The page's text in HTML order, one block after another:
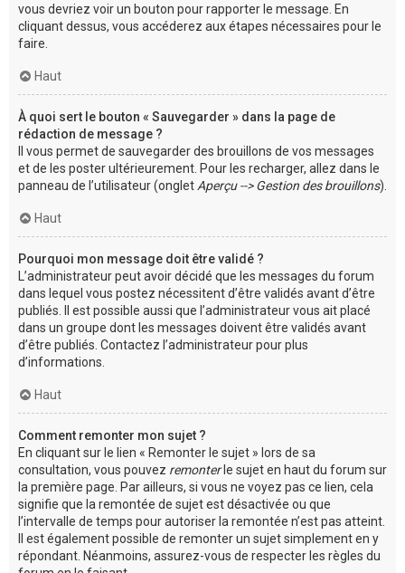
vous devriez voir un bouton pour rapporter le message. En
cliquant dessus, vous accéderez aux étapes nécessaires pour le
faire.
Haut
À quoi sert le bouton « Sauvegarder » dans la page de
rédaction de message ?
Il vous permet de sauvegarder des brouillons de vos messages
et de les poster ultérieurement. Pour les recharger, allez dans le
panneau de l’utilisateur (onglet Aperçu --> Gestion des brouillons).
Haut
Pourquoi mon message doit être validé ?
L’administrateur peut avoir décidé que les messages du forum
dans lequel vous postez nécessitent d’être validés avant d’être
publiés. Il est possible aussi que l’administrateur vous ait placé
dans un groupe dont les messages doivent être validés avant
d’être publiés. Contactez l’administrateur pour plus
d’informations.
Haut
Comment remonter mon sujet ?
En cliquant sur le lien « Remonter le sujet » lors de sa
consultation, vous pouvez remonterle sujet en haut du forum sur
la première page. Par ailleurs, si vous ne voyez pas ce lien, cela
signifie que la remontée de sujet est désactivée ou que
l’intervalle de temps pour autoriser la remontée n’est pas atteint.
Il est également possible de remonter un sujet simplement en y
répondant. Néanmoins, assurez-vous de respecter les règles du